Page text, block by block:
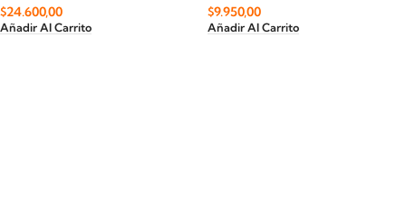
$24.600,00
Añadir Al Carrito
$9.950,00
Añadir Al Carrito